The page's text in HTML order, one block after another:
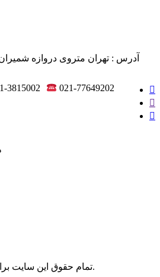
آدرس : تهران متروی دروازه شمیران
3815002 021-77649202
© تمام حقوق این سایتمحفوظ است.